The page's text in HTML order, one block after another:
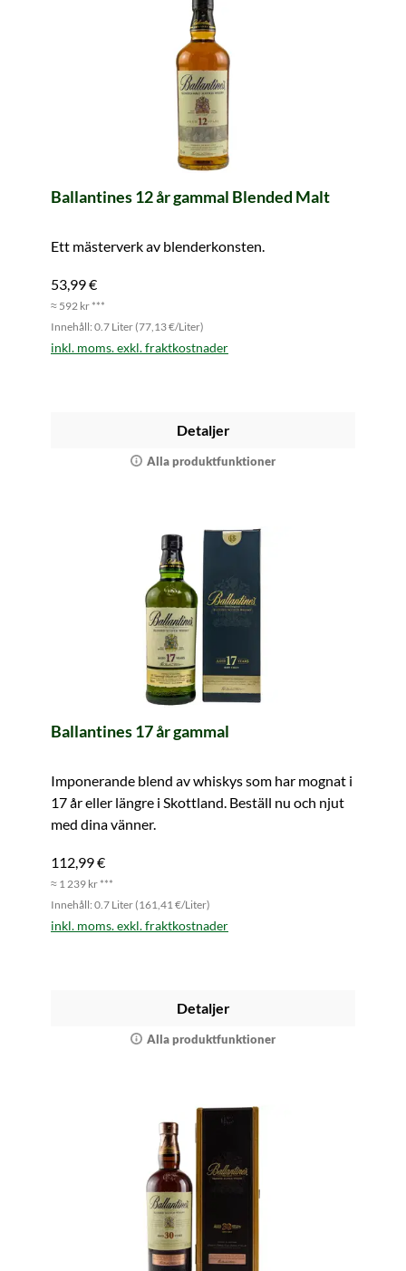
Ballantines 12 år gammal Blended Malt
Ett mästerverk av blenderkonsten.
53,99 €
≈ 592 kr ***
Innehåll: 0.7 Liter (77,13 €/Liter)
inkl. moms. exkl. fraktkostnader
Detaljer
Alla produktfunktioner
Ballantines 17 år gammal
Imponerande blend av whiskys som har mognat i
17 år eller längre i Skottland. Beställ nu och njut
med dina vänner.
112,99 €
≈ 1 239 kr ***
Innehåll: 0.7 Liter (161,41 €/Liter)
inkl. moms. exkl. fraktkostnader
Detaljer
Alla produktfunktioner